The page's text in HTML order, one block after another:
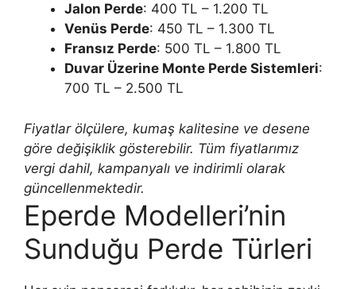
Jalon Perde: 400 TL – 1.200 TL
Venüs Perde: 450 TL – 1.300 TL
Fransız Perde: 500 TL – 1.800 TL
Duvar Üzerine Monte Perde Sistemleri:
700 TL – 2.500 TL
Fiyatlar ölçülere, kumaş kalitesine ve desene
göre değişiklik gösterebilir. Tüm fiyatlarımız
vergi dahil, kampanyalı ve indirimli olarak
güncellenmektedir.
Eperde Modelleri’nin
Sunduğu Perde Türleri